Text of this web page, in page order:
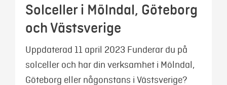
Solceller i Mölndal, Göteborg
och Västsverige
Uppdaterad 11 april 2023 Funderar du på
solceller och har din verksamhet i Mölndal,
Göteborg eller någonstans i Västsverige?